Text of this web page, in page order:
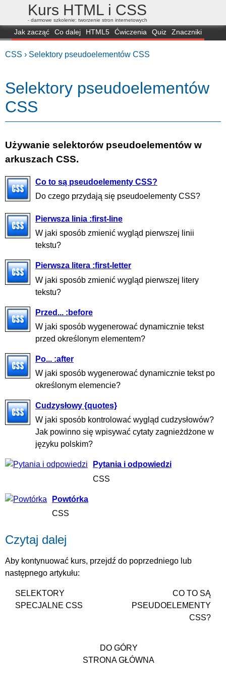
Kurs HTML i CSS
- darmowe szkolenie: tworzenie stron internetowych
Jak zacząć Co dalej HTML5 Ćwiczenia Quiz
Znaczniki
CSS › Selektory pseudoelementów CSS
Selektory pseudoelementów
CSS
Używanie selektorów pseudoelementów w
arkuszach CSS.
Co to są pseudoelementy CSS?
Do czego przydają się pseudoelementy CSS?
Pierwsza linia :first-line
W jaki sposób zmienić wygląd pierwszej linii
tekstu?
Pierwsza litera :first-letter
W jaki sposób zmienić wygląd pierwszej litery
tekstu?
Przed... :before
W jaki sposób wygenerować dynamicznie tekst
przed określonym elementem?
Po... :after
W jaki sposób wygenerować dynamicznie tekst po
określonym elemencie?
Cudzysłowy {quotes}
W jaki sposób kontrolować wygląd cudzysłowów?
Jak powinno się wpisywać cytaty zagnieżdżone w
języku polskim?
Pytania i odpowiedzi
CSS
Powtórka
CSS
Czytaj dalej
Aby kontynuować kurs, przejdź do poprzedniego lub
następnego artykułu:
SELEKTORY
SPECJALNE CSS
CO TO SĄ
PSEUDOELEMENTY
CSS?
DO GÓRY
STRONA GŁÓWNA